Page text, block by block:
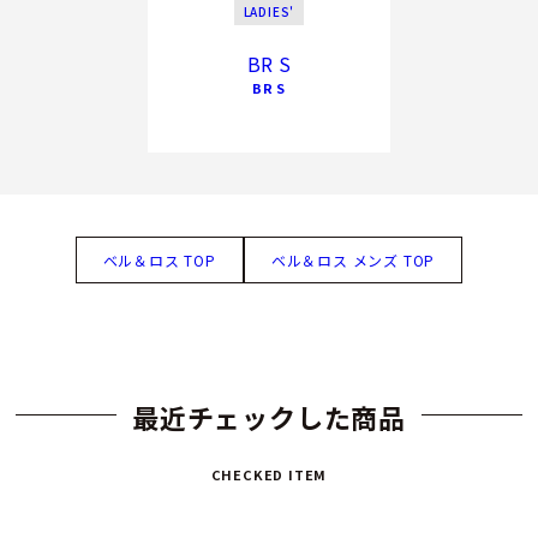
LADIES'
BR S
BR S
ベル＆ロス TOP ベル＆ロス メンズ TOP
最近チェックした商品
CHECKED ITEM